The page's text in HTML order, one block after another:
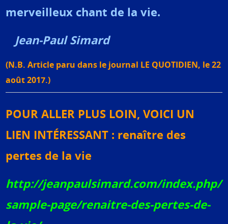
merveilleux chant de la vie.
Jean-Paul Simard
(N.B. Article paru dans le journal LE QUOTIDIEN, le 22
août 2017.)
POUR ALLER PLUS LOIN, VOICI UN
LIEN INTÉRESSANT : renaître des
pertes de la vie
http://jeanpaulsimard.com/index.php/
sample-page/renaitre-des-pertes-de-